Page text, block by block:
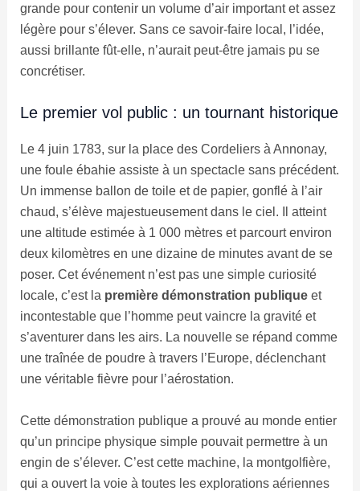
grande pour contenir un volume d’air important et assez
légère pour s’élever. Sans ce savoir-faire local, l’idée,
aussi brillante fût-elle, n’aurait peut-être jamais pu se
concrétiser.
Le premier vol public : un tournant historique
Le 4 juin 1783, sur la place des Cordeliers à Annonay,
une foule ébahie assiste à un spectacle sans précédent.
Un immense ballon de toile et de papier, gonflé à l’air
chaud, s’élève majestueusement dans le ciel. Il atteint
une altitude estimée à 1 000 mètres et parcourt environ
deux kilomètres en une dizaine de minutes avant de se
poser. Cet événement n’est pas une simple curiosité
locale, c’est la première démonstration publiqueet
incontestable que l’homme peut vaincre la gravité et
s’aventurer dans les airs. La nouvelle se répand comme
une traînée de poudre à travers l’Europe, déclenchant
une véritable fièvre pour l’aérostation.
Cette démonstration publique a prouvé au monde entier
qu’un principe physique simple pouvait permettre à un
engin de s’élever. C’est cette machine, la montgolfière,
qui a ouvert la voie à toutes les explorations aériennes